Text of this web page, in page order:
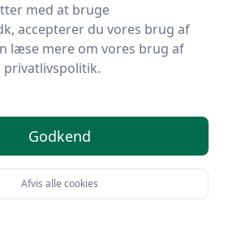
varmepumper
Blødgøringsanlæg
i
de 9 bedste her
at finde blødgøringsanlæg. Vi
så du hurtigt kan vælge
med at bruge
accepterer du vores brug af
læse mere om vores brug af
privatlivspolitik.
Godkend
Afvis alle cookies